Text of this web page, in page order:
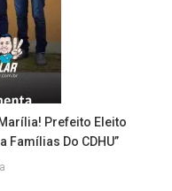
Prefeito Eleito
Famílias Do CDHU”